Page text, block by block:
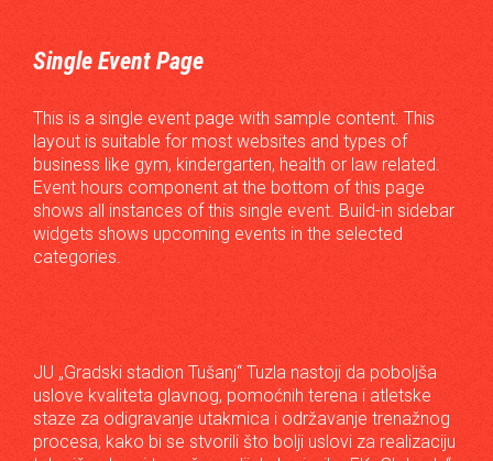
Single Event Page
This is a single event page with sample content. This
layout is suitable for most websites and types of
business like gym, kindergarten, health or law related.
Event hours component at the bottom of this page
shows all instances of this single event. Build-in sidebar
widgets shows upcoming events in the selected
categories.
JU „Gradski stadion Tušanj“ Tuzla nastoji da poboljša
uslove kvaliteta glavnog, pomoćnih terena i atletske
staze za odigravanje utakmica i održavanje trenažnog
procesa, kako bi se stvorili što bolji uslovi za realizaciju